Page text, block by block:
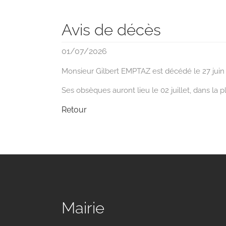
Avis de décès
01/07/2026
Monsieur Gilbert EMPTAZ est décédé le 27
Ses obsèques auront lieu le 02 juillet, dans la
Retour
Mairie